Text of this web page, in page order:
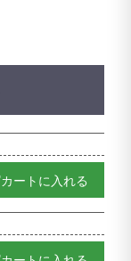
カートに入れる